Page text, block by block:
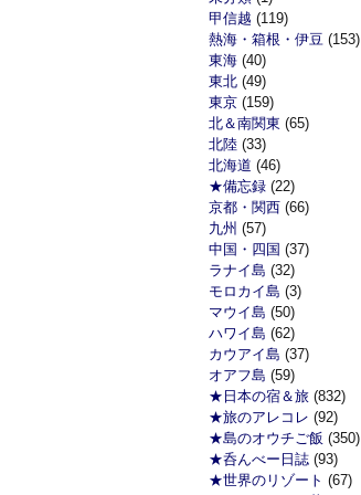
甲信越 (119)
熱海・箱根・伊豆 (153)
東海 (40)
東北 (49)
東京 (159)
北＆南関東 (65)
北陸 (33)
北海道 (46)
★備忘録 (22)
京都・関西 (66)
九州 (57)
中国・四国 (37)
ラナイ島 (32)
モロカイ島 (3)
マウイ島 (50)
ハワイ島 (62)
カウアイ島 (37)
オアフ島 (59)
★日本の宿＆旅 (832)
★旅のアレコレ (92)
★島のオウチご飯 (350)
★呑んべー日誌 (93)
★世界のリゾート (67)